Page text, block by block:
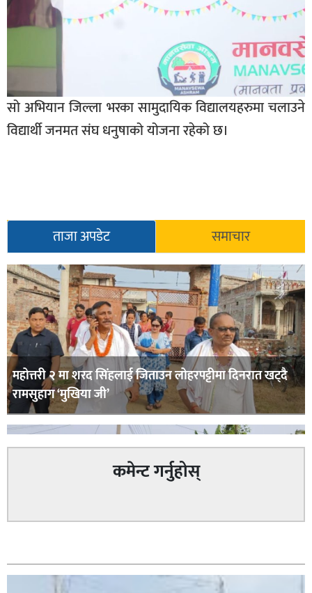
सो अभियान जिल्ला भरका सामुदायिक विद्यालयहरुमा चलाउने
विद्यार्थी जनमत संघ धनुषाको योजना रहेको छ।
ताजा अपडेट समाचार
महोत्तरी २ मा शरद सिंहलाई जिताउन लोहरपट्टीमा दिनरात खट्दै
रामसुहाग ‘मुखिया जी’
कमेन्ट गर्नुहोस्